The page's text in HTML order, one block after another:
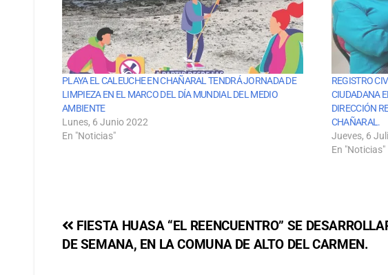
PLAYA EL CALEUCHE EN CHAÑARAL TENDRÁ JORNADA DE
LIMPIEZA EN EL MARCO DEL DÍA MUNDIAL DEL MEDIO
AMBIENTE
Lunes, 6 Junio 2022
En "Noticias"
REGISTRO
CIUDADANA
DIRECCIÓN
CHAÑARAL.
Jueves, 6
En "Noticias"
FIESTA HUASA “EL REENCUENTRO” SE
DE SEMANA, EN LA COMUNA DE ALTO DEL CARMEN.